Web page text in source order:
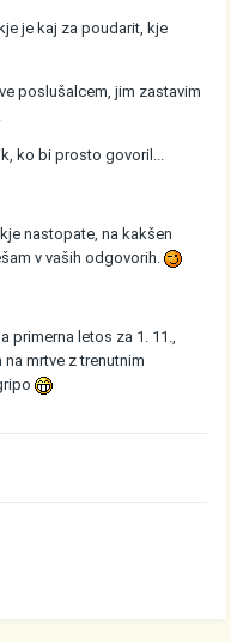
je kaj za poudarit, kje
poslušalcem, jim zastavim
ko bi prosto govoril...
nastopate, na kakšen
v vaših odgovorih.
letos za 1. 11.,
mrtve z trenutnim